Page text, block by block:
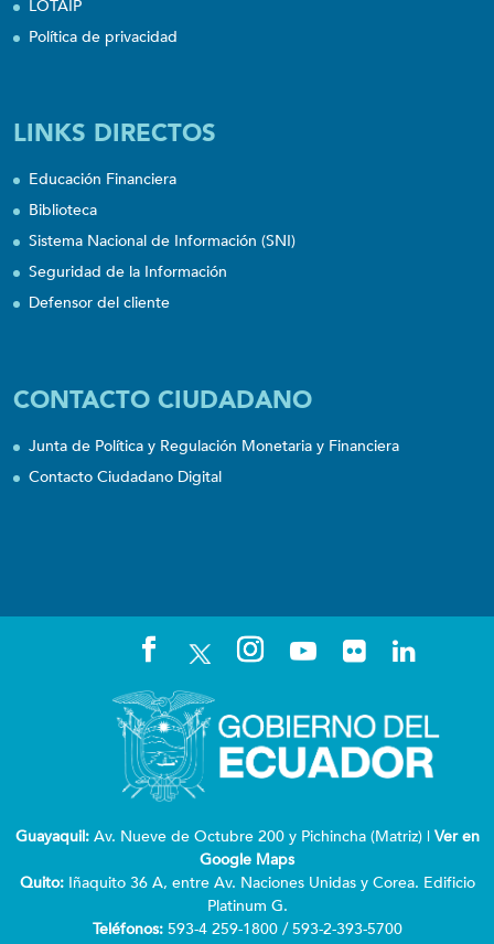
LOTAIP
Política de privacidad
LINKS DIRECTOS
Educación Financiera
Biblioteca
Sistema Nacional de Información (SNI)
Seguridad de la Información
Defensor del cliente
CONTACTO CIUDADANO
Junta de Política y Regulación Monetaria y Financiera
Contacto Ciudadano Digital
Guayaquil:Av. Nueve de Octubre 200 y Pichincha (Matriz) | Ver en
Google Maps
Quito: Iñaquito 36 A, entre Av. Naciones Unidas y Corea. Edificio
Platinum G.
Teléfonos:593-4 259-1800 / 593-2-393-5700